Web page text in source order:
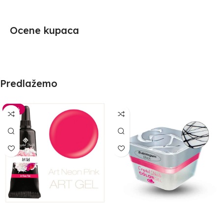
Ocene kupaca
Predlažemo
-30%